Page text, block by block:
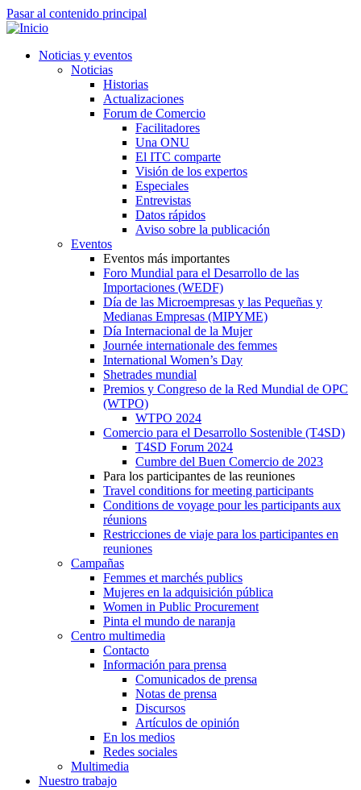
Pasar al contenido principal
Noticias y eventos
Noticias
Historias
Actualizaciones
Forum de Comercio
Facilitadores
Una ONU
El ITC comparte
Visión de los expertos
Especiales
Entrevistas
Datos rápidos
Aviso sobre la publicación
Eventos
Eventos más importantes
Foro Mundial para el Desarrollo de las
Importaciones (WEDF)
Día de las Microempresas y las Pequeñas y
Medianas Empresas (MIPYME)
Día Internacional de la Mujer
Journée internationale des femmes
International Women’s Day
Shetrades mundial
Premios y Congreso de la Red Mundial de OPC
(WTPO)
WTPO 2024
Comercio para el Desarrollo Sostenible (T4SD)
T4SD Forum 2024
Cumbre del Buen Comercio de 2023
Para los participantes de las reuniones
Travel conditions for meeting participants
Conditions de voyage pour les participants aux
réunions
Restricciones de viaje para los participantes en
reuniones
Campañas
Femmes et marchés publics
Mujeres en la adquisición pública
Women in Public Procurement
Pinta el mundo de naranja
Centro multimedia
Contacto
Información para prensa
Comunicados de prensa
Notas de prensa
Discursos
Artículos de opinión
En los medios
Redes sociales
Multimedia
Nuestro trabajo